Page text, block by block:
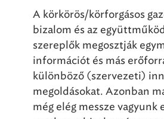
A körkörös/körforgásos
bizalom és az
szereplők megosztják
információt és más
különböző (szervezeti)
megoldásokat. Azonban
még elég messze vagyunk